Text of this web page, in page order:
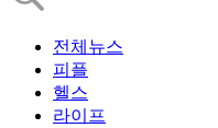
전체뉴스
피플
헬스
라이프